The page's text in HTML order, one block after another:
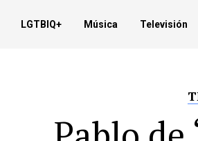
LGTBIQ+ Música Televisión